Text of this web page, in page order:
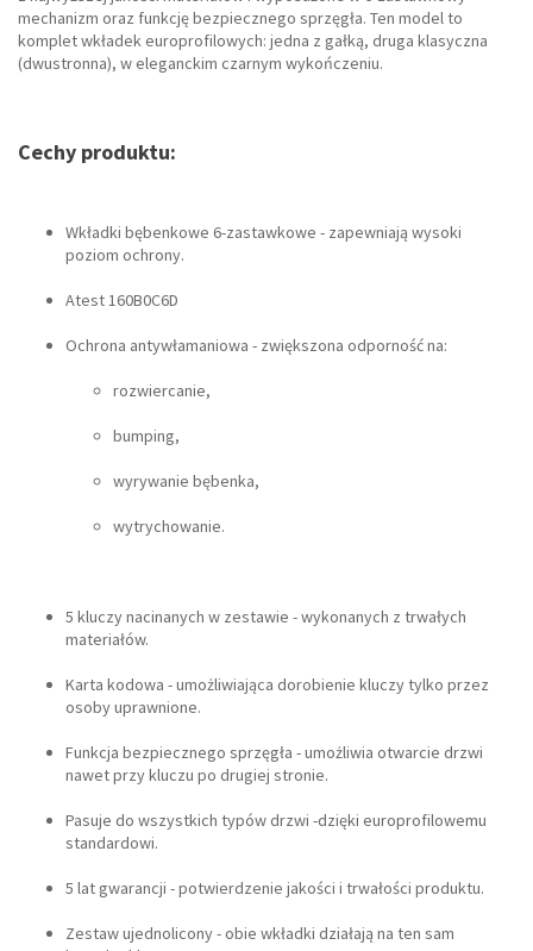
mechanizm oraz funkcję bezpiecznego sprzęgła. Ten model to
komplet wkładek europrofilowych: jedna z gałką, druga klasyczna
(dwustronna), w eleganckim czarnym wykończeniu.
Cechy produktu:
Wkładki bębenkowe 6-zastawkowe - zapewniają wysoki
poziom ochrony.
Atest 160B0C6D
Ochrona antywłamaniowa - zwiększona odporność na:
rozwiercanie,
bumping,
wyrywanie bębenka,
wytrychowanie.
5 kluczy nacinanych w zestawie - wykonanych z trwałych
materiałów.
Karta kodowa - umożliwiająca dorobienie kluczy tylko przez
osoby uprawnione.
Funkcja bezpiecznego sprzęgła - umożliwia otwarcie drzwi
nawet przy kluczu po drugiej stronie.
Pasuje do wszystkich typów drzwi -dzięki europrofilowemu
standardowi.
5 lat gwarancji - potwierdzenie jakości i trwałości produktu.
Zestaw ujednolicony - obie wkładki działają na ten sam